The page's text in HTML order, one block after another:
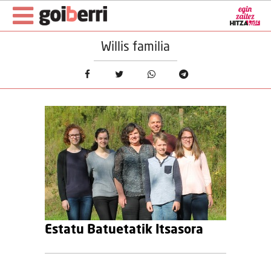
Willis familia
Estatu Batuetatik Itsasora